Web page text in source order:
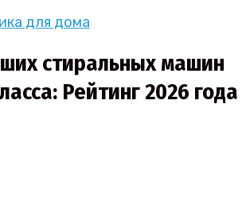
для дома
стиральных машин
Рейтинг 2026 года